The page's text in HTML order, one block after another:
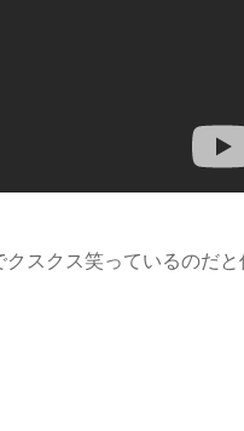
スクス笑っているのだと